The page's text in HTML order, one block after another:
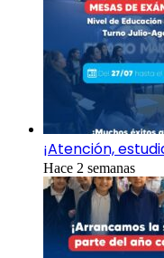
¡Atención,
Hace 2 semanas